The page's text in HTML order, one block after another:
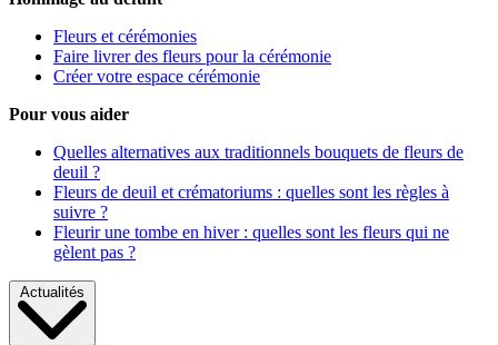
Fleurs et cérémonies
Faire livrer des fleurs pour la cérémonie
Créer votre espace cérémonie
Pour vous aider
Quelles alternatives aux traditionnels bouquets de fleurs de
deuil ?
Fleurs de deuil et crématoriums : quelles sont les règles à
suivre ?
Fleurir une tombe en hiver : quelles sont les fleurs qui ne
gèlent pas ?
Actualités